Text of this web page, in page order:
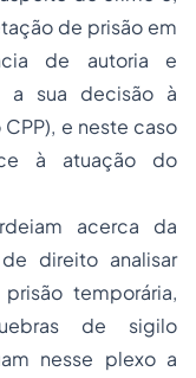
de prisão em
de autoria e
a sua decisão à
e neste caso
à atuação do
acerca da
direito analisar
temporária,
de sigilo
nesse plexo a